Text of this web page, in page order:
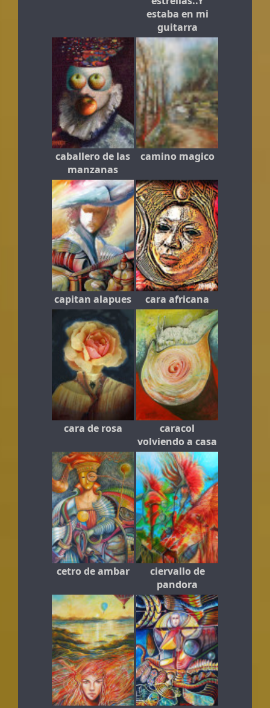
estaba en mi
guitarra
caballero de las
manzanas
camino magico
capitan alapues cara africana
cara de rosa
caracol
volviendo a casa
cetro de ambar
ciervallo de
pandora